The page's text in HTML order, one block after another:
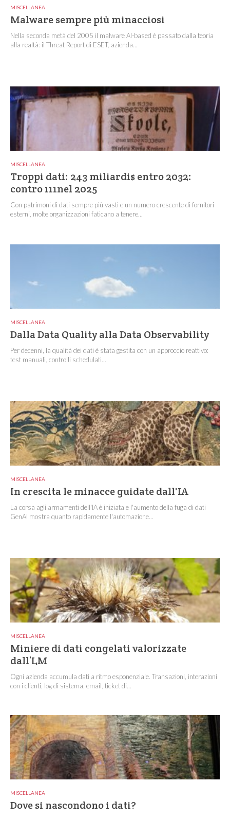
MISCELLANEA
Malware sempre più minacciosi
Nella seconda metà del 2005 il malware AI-based è passato dalla teoria
alla realtà: il Threat Report di ESET, azienda...
MISCELLANEA
Troppi dati: 243 miliardi$ entro 2032:
contro 111nel 2025
Con patrimoni di dati sempre più vasti e un numero crescente di fornitori
esterni, molte organizzazioni faticano a tenere...
MISCELLANEA
Dalla Data Quality alla Data Observability
Per decenni, la qualità dei dati è stata gestita con un approccio reattivo:
test manuali, controlli schedulati...
MISCELLANEA
In crescita le minacce guidate dall'IA
La corsa agli armamenti dell'IA è iniziata e l'aumento della fuga di dati
GenAI mostra quanto rapidamente l'automazione...
MISCELLANEA
Miniere di dati congelati valorizzate
dall’LM
Ogni azienda accumula dati a ritmo esponenziale. Transazioni, interazioni
con i clienti, log di sistema, email, ticket di...
MISCELLANEA
Dove si nascondono i dati?